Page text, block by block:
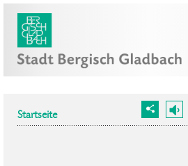
Startseite